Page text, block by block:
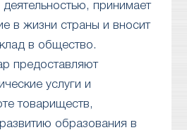
принимает
в жизни страны и вносит
в общество.
предоставляют
услуги и
товариществ,
образования в